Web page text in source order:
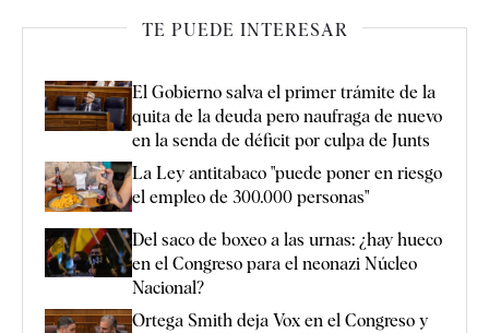
TE PUEDE INTERESAR
El Gobierno salva el primer trámite de la
quita de la deuda pero naufraga de nuevo
en la senda de déficit por culpa de Junts
La Ley antitabaco "puede poner en riesgo
el empleo de 300.000 personas"
Del saco de boxeo a las urnas: ¿hay hueco
en el Congreso para el neonazi Núcleo
Nacional?
Ortega Smith deja Vox en el Congreso y